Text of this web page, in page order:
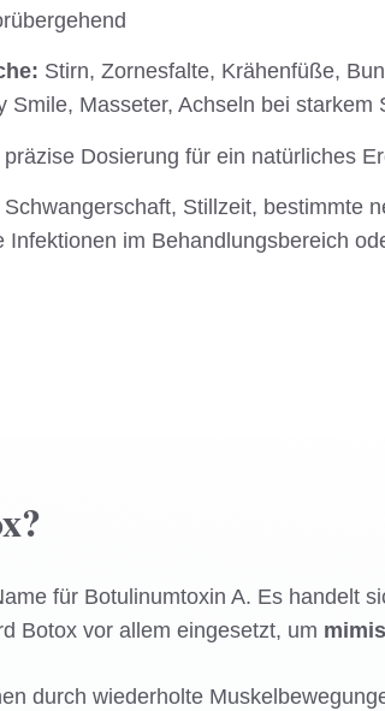
Stirn, Zornesfalte, Krähenfüße,
Smile, Masseter, Achseln bei starkem
Dosierung für ein natürliches
Schwangerschaft, Stillzeit, bestimmte
Infektionen im Behandlungsbereich
für Botulinumtoxin A. Es handelt
Botox vor allem eingesetzt, um
durch wiederholte